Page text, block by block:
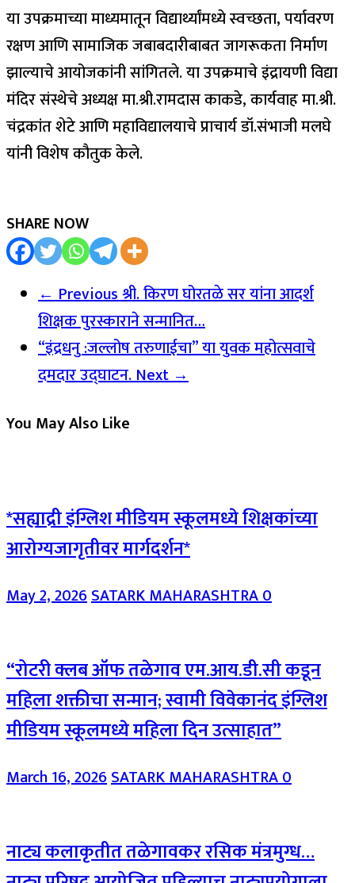
या उपक्रमाच्या माध्यमातून विद्यार्थ्यांमध्ये स्वच्छता, पर्यावरण
रक्षण आणि सामाजिक जबाबदारीबाबत जागरूकता निर्माण
झाल्याचे आयोजकांनी सांगितले. या उपक्रमाचे इंद्रायणी विद्या
मंदिर संस्थेचे अध्यक्ष मा.श्री.रामदास काकडे, कार्यवाह मा.श्री.
चंद्रकांत शेटे आणि महाविद्यालयाचे प्राचार्य डॉ.संभाजी मलघे
यांनी विशेष कौतुक केले.
SHARE NOW
← Previousश्री. किरण घोरतळे सर यांना आदर्श
शिक्षक पुरस्काराने सन्मानित…
“इंद्रधनु :जल्लोष तरुणाईचा” या युवक महोत्सवाचे
दमदार उद्घाटन.Next →
You May Also Like
*सह्याद्री इंग्लिश मीडियम स्कूलमध्ये शिक्षकांच्या
आरोग्यजागृतीवर मार्गदर्शन*
May 2, 2026SATARK MAHARASHTRA0
“रोटरी क्लब ऑफ तळेगाव एम.आय.डी.सी कडून
महिला शक्तीचा सन्मान; स्वामी विवेकानंद इंग्लिश
मीडियम स्कूलमध्ये महिला दिन उत्साहात”
March 16, 2026SATARK MAHARASHTRA0
नाट्य कलाकृतीत तळेगावकर रसिक मंत्रमुग्ध…